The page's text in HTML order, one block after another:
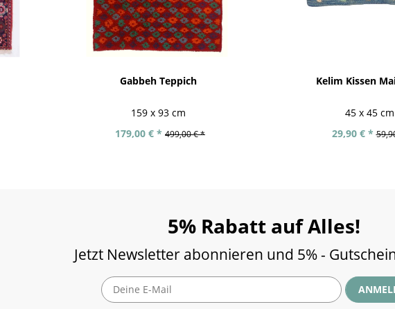
Gabbeh Teppich
159 x 93 cm
179,00 € * 499,00 € *
Kelim Kissen
45 x 45 cm
29,90 € *
5% Rabatt auf Alles!
Jetzt Newsletter abonnieren und 5% -